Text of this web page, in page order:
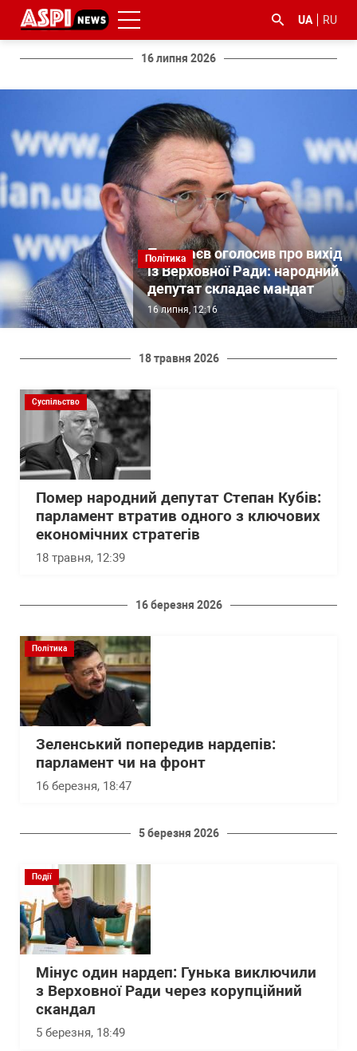
UA RU
16 липня 2026
Політика
Потураєв оголосив про вихід
із Верховної Ради: народний
депутат складає мандат
16 липня, 12:16
18 травня 2026
Суспільство
Помер народний депутат Степан Кубів:
парламент втратив одного з ключових
економічних стратегів
18 травня, 12:39
16 березня 2026
Політика
Зеленський попередив нардепів:
парламент чи на фронт
16 березня, 18:47
5 березня 2026
Події
Мінус один нардеп: Гунька виключили
з Верховної Ради через корупційний
скандал
5 березня, 18:49
#ООС
#боротьба
з
корупцією
#ДФС #Київ #коронавірус